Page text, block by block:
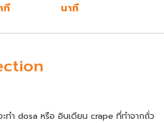
ที
นาที
ะทำ dosa หรือ อินเดียน crape ที่ทำจากถั่ว